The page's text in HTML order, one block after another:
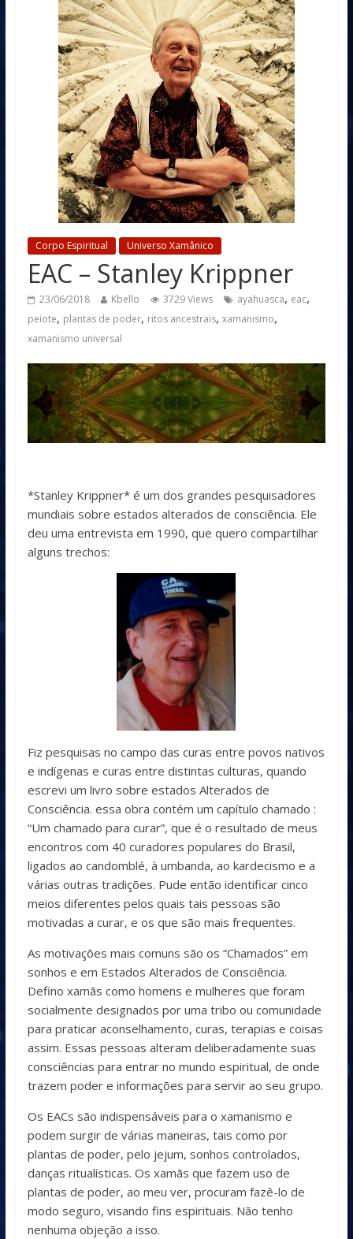
Corpo Espiritual Universo Xamânico
EAC – Stanley Krippner
23/06/2018 Kbello 3729 Views ayahuasca, eac,
peiote, plantas de poder, ritos ancestrais, xamanismo,
xamanismo universal
*Stanley Krippner* é um dos grandes pesquisadores
mundiais sobre estados alterados de consciência. Ele
deu uma entrevista em 1990, que quero compartilhar
alguns trechos:
Fiz pesquisas no campo das curas entre povos nativos
e indígenas e curas entre distintas culturas, quando
escrevi um livro sobre estados Alterados de
Consciência. essa obra contém um capítulo chamado :
“Um chamado para curar”, que é o resultado de meus
encontros com 40 curadores populares do Brasil,
ligados ao candomblé, à umbanda, ao kardecismo e a
várias outras tradições. Pude então identificar cinco
meios diferentes pelos quais tais pessoas são
motivadas a curar, e os que são mais frequentes.
As motivações mais comuns são os “Chamados” em
sonhos e em Estados Alterados de Consciência.
Defino xamãs como homens e mulheres que foram
socialmente designados por uma tribo ou comunidade
para praticar aconselhamento, curas, terapias e coisas
assim. Essas pessoas alteram deliberadamente suas
consciências para entrar no mundo espiritual, de onde
trazem poder e informações para servir ao seu grupo.
Os EACs são indispensáveis para o xamanismo e
podem surgir de várias maneiras, tais como por
plantas de poder, pelo jejum, sonhos controlados,
danças ritualísticas. Os xamãs que fazem uso de
plantas de poder, ao meu ver, procuram fazê-lo de
modo seguro, visando fins espirituais. Não tenho
nenhuma objeção a isso.